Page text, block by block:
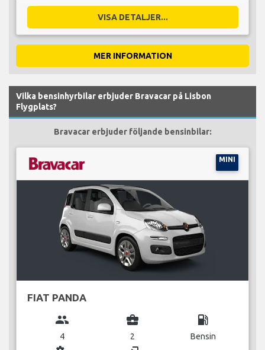
VISA DETALJER...
MER INFORMATION
Vilka bensinhyrbilar erbjuder Bravacar på Lisbon
Flygplats?
Bravacar erbjuder följande bensinbilar:
MINI
FIAT PANDA
group
4
business_center
2
local_gas_station
Bensin